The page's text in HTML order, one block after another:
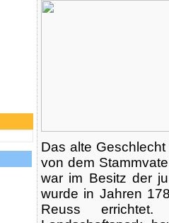
Das alte
von dem
war im Besitz der
wurde in Jahren
Reuss